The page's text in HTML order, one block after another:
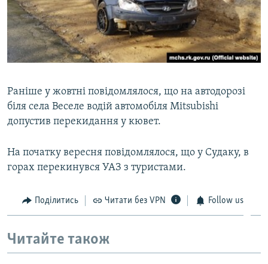
Раніше у жовтні повідомлялося, що на автодорозі
біля села Веселе водій автомобіля Mitsubishi
допустив перекидання у кювет.
На початку вересня повідомлялося, що у Судаку, в
горах перекинувся УАЗ з туристами.
Поділитись Читати без VPN Follow us
Читайте також